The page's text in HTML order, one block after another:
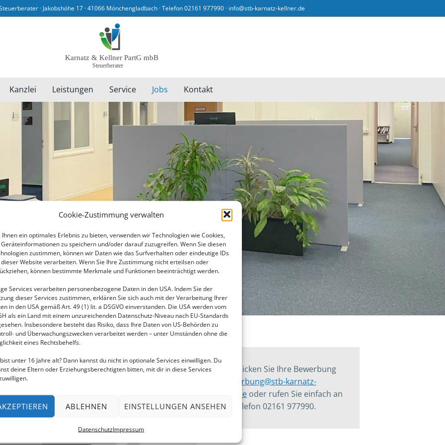
Cookie-Zustimmung verwalten
Ihnen ein optimales Erlebnis zu bieten, verwenden wir Technologien wie Cookies,
Geräteinformationen zu speichern und/oder darauf zuzugreifen. Wenn Sie diesen
zustimmen, können wir Daten wie das Surfverhalten oder eindeutige IDs
Website verarbeiten. Wenn Sie Ihre Zustimmung nicht erteilsen oder
können bestimmte Merkmale und Funktionen beeinträchtigt werden.
Services verarbeiten personenbezogene Daten in den USA. Indem Sie der
dieser Services zustimmen, erklären Sie sich auch mit der Verarbeitung Ihrer
in den USA gemäß Art. 49 (1) lit. a DSGVO einverstanden. Die USA werden vom
als ein Land mit einem unzureichenden Datenschutz-Niveau nach EU-Standards
Insbesondere besteht das Risiko, dass Ihre Daten von US-Behörden zu
und Überwachungszwecken verarbeitet werden – unter Umständen ohne die
eines Rechtsbehelfs.
unter 16 Jahre alt? Dann kannst du nicht in optionale Services einwilligen. Du
deine Eltern oder Erziehungsberechtigten bitten, mit dir in diese Services
ABLEHNEN EINSTELLUNGEN ANSEHEN
DatenschutzImpressum
· Jakobshöhe 17 · 41066 Mönchengladbach · Telefon 02161 977990 · info@stb-karnatz-kellner.de
Kanzlei Leistungen Service Jobs Kontakt
Bitte schicken Sie Ihre Bewerbung
bewerbung@stb-karnatz-
kellner.deoder rufen Sie einfach an
unter Telefon 02161 977990.